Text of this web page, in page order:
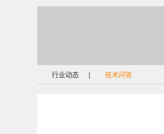
行业动态 | 技术问答